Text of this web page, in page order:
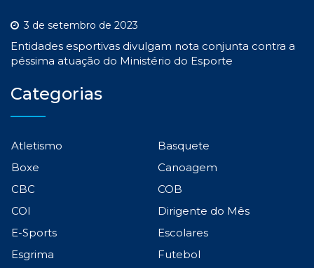
3 de setembro de 2023
Entidades esportivas divulgam nota conjunta contra a
péssima atuação do Ministério do Esporte
Categorias
Atletismo
Basquete
Boxe
Canoagem
CBC
COB
COI
Dirigente do Mês
E-Sports
Escolares
Esgrima
Futebol